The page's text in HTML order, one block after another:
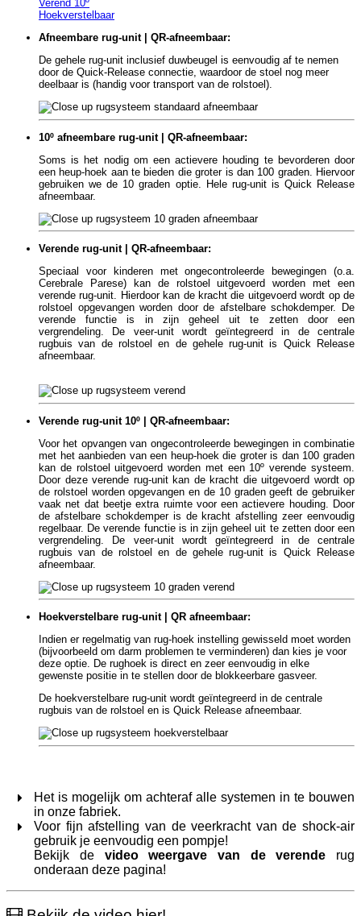
Verend 10º
Hoekverstelbaar
Afneembare rug-unit | QR-afneembaar:
De gehele rug-unit inclusief duwbeugel is eenvoudig af te nemen
door de Quick-Release connectie, waardoor de stoel nog meer
deelbaar is (handig voor transport van de rolstoel).
10º afneembare rug-unit | QR-afneembaar:
Soms is het nodig om een actievere houding te bevorderen door
een heup-hoek aan te bieden die groter is dan 100 graden. Hiervoor
gebruiken we de 10 graden optie. Hele rug-unit is Quick Release
afneembaar.
Verende rug-unit | QR-afneembaar:
Speciaal voor kinderen met ongecontroleerde bewegingen (o.a.
Cerebrale Parese) kan de rolstoel uitgevoerd worden met een
verende rug-unit. Hierdoor kan de kracht die uitgevoerd wordt op de
rolstoel opgevangen worden door de afstelbare schokdemper. De
verende functie is in zijn geheel uit te zetten door een
vergrendeling. De veer-unit wordt geïntegreerd in de centrale
rugbuis van de rolstoel en de gehele rug-unit is Quick Release
afneembaar.
Verende rug-unit 10º | QR-afneembaar:
Voor het opvangen van ongecontroleerde bewegingen in combinatie
met het aanbieden van een heup-hoek die groter is dan 100 graden
kan de rolstoel uitgevoerd worden met een 10º verende systeem.
Door deze verende rug-unit kan de kracht die uitgevoerd wordt op
de rolstoel worden opgevangen en de 10 graden geeft de gebruiker
vaak net dat beetje extra ruimte voor een actievere houding. Door
de afstelbare schokdemper is de kracht afstelling zeer eenvoudig
regelbaar. De verende functie is in zijn geheel uit te zetten door een
vergrendeling. De veer-unit wordt geïntegreerd in de centrale
rugbuis van de rolstoel en de gehele rug-unit is Quick Release
afneembaar.
Hoekverstelbare rug-unit | QR afneembaar:
Indien er regelmatig van rug-hoek instelling gewisseld moet worden
(bijvoorbeeld om darm problemen te verminderen) dan kies je voor
deze optie. De rughoek is direct en zeer eenvoudig in elke
gewenste positie in te stellen door de blokkeerbare gasveer.
De hoekverstelbare rug-unit wordt geïntegreerd in de centrale
rugbuis van de rolstoel en is Quick Release afneembaar.
Het is mogelijk om achteraf alle systemen in te bouwen
in onze fabriek.
Voor fijn afstelling van de veerkracht van de shock-air
gebruik je eenvoudig een pompje!
Bekijk de video weergave van de verende rug
onderaan deze pagina!